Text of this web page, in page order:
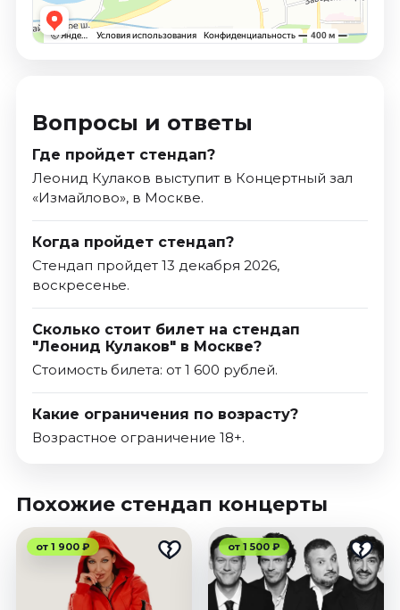
Вопросы и ответы
Где пройдет стендап?
Леонид Кулаков выступит в Концертный зал
«Измайлово», в Москве.
Когда пройдет стендап?
Стендап пройдет 13 декабря 2026,
воскресенье.
Сколько стоит билет на стендап
"Леонид Кулаков" в Москве?
Стоимость билета: от 1 600 рублей.
Какие ограничения по возрасту?
Возрастное ограничение 18+.
Похожие стендап концерты
от 1 900 ₽ от 1 500 ₽